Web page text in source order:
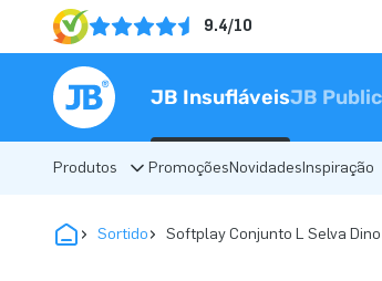
9.4/10
JB InsufláveisJB
Produtos PromoçõesNovidadesInspiração
Sortido Softplay Conjunto L Selva